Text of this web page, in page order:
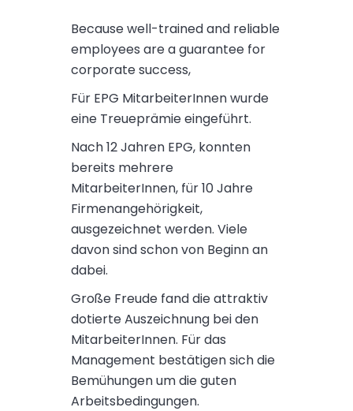
Because well-trained and reliable
employees are a guarantee for
corporate success,
Für EPG MitarbeiterInnen wurde
eine Treueprämie eingeführt.
Nach 12 Jahren EPG, konnten
bereits mehrere
MitarbeiterInnen, für 10 Jahre
Firmenangehörigkeit,
ausgezeichnet werden. Viele
davon sind schon von Beginn an
dabei.
Große Freude fand die attraktiv
dotierte Auszeichnung bei den
MitarbeiterInnen. Für das
Management bestätigen sich die
Bemühungen um die guten
Arbeitsbedingungen.